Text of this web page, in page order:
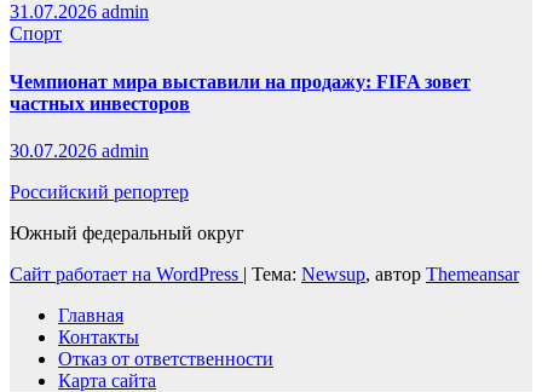
31.07.2026 admin
Спорт
Чемпионат мира выставили на продажу: FIFA зовет
частных инвесторов
30.07.2026 admin
Российский репортер
Южный федеральный округ
Сайт работает на WordPress | Тема: Newsup, автор Themeansar
Главная
Контакты
Отказ от ответственности
Карта сайта